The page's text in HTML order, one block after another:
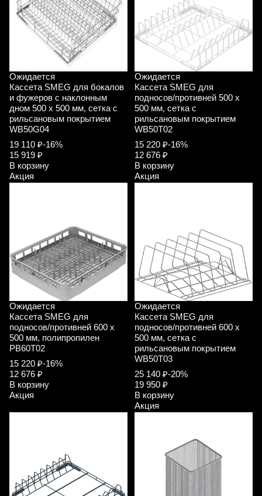
Ожидается
Кассета SMEG для бокалов
и фужеров с наклонным
дном 500 х 500 мм, сетка с
рильсановым покрытием
WB50G04
19 110 ₽-16%
15 919 ₽
В корзину
Акция
Ожидается
Кассета SMEG для
подносов/противней 500 x
500 мм, сетка с
рильсановым покрытием
WB50T02
15 220 ₽-16%
12 676 ₽
В корзину
Акция
Ожидается
Кассета SMEG для
подносов/противней 600 x
500 мм, полипропилен
PB60T02
15 220 ₽-16%
12 676 ₽
В корзину
Акция
Ожидается
Кассета SMEG для
подносов/противней 600 x
500 мм, сетка с
рильсановым покрытием
WB50T03
25 140 ₽-20%
19 950 ₽
В корзину
Акция